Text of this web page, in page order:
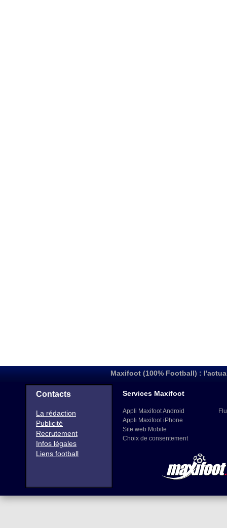
Maxifoot (100% Football) :
Contacts
La rédaction
Publicité
Recrutement
Infos légales
Liens football
Services Maxifoot
Appli Maxifoot Android
Appli Maxifoot iPhone
Site web Mobile
Choix de consentement